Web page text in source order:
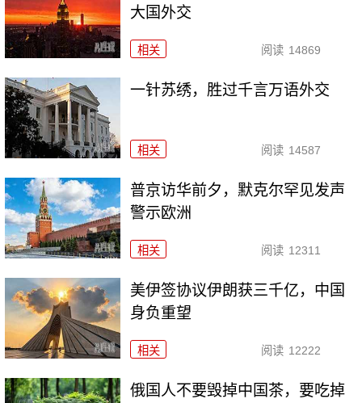
大国外交
相关 阅读 14869
一针苏绣，胜过千言万语外交
相关 阅读 14587
普京访华前夕，默克尔罕见发声
警示欧洲
相关 阅读 12311
美伊签协议伊朗获三千亿，中国
身负重望
相关 阅读 12222
俄国人不要毁掉中国茶，要吃掉